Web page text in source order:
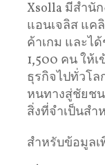
Xsolla มีสำนั
แอนเจลิส แค
ค้าเกม และไ
1,500 คน ให้
ธุรกิจไปทั่วโล
หนทางสู่ชัยช
สิ่งที่จำเป็นสำ
สำหรับข้อมูล